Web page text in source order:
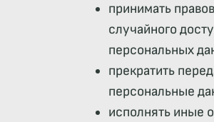
принимать
случайного
персональных
прекратить
персональные
исполнять иные